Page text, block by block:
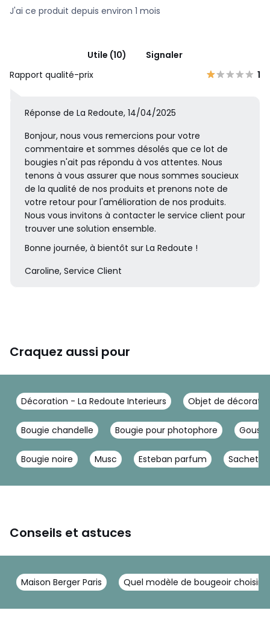
J'ai ce produit depuis environ 1 mois
Utile (10)
Signaler
Rapport qualité-prix
1
Réponse de La Redoute, 14/04/2025
Bonjour, nous vous remercions pour votre
commentaire et sommes désolés que ce lot de
bougies n'ait pas répondu à vos attentes. Nous
tenons à vous assurer que nous sommes soucieux
de la qualité de nos produits et prenons note de
votre retour pour l'amélioration de nos produits.
Nous vous invitons à contacter le service client pour
trouver une solution ensemble.
Bonne journée, à bientôt sur La Redoute !
Caroline, Service Client
Craquez aussi pour
Décoration - La Redoute Interieurs Objet de
Bougie chandelle Bougie pour photophore
Bougie noire Musc Esteban parfum Sachets
Conseils et astuces
Maison Berger Paris Quel modèle de bougeoir choisir